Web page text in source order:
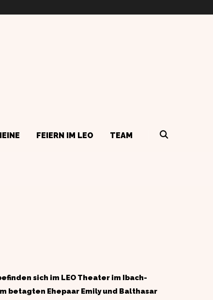
FEIERN IM LEO TEAM
sich im LEO Theater im Ibach-
betagten Ehepaar Emily und Balthasar